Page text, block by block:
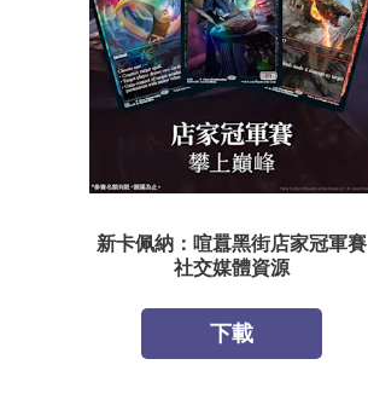
新卡佩納：喧囂黑街店家冠軍賽
社交媒體資源
下載